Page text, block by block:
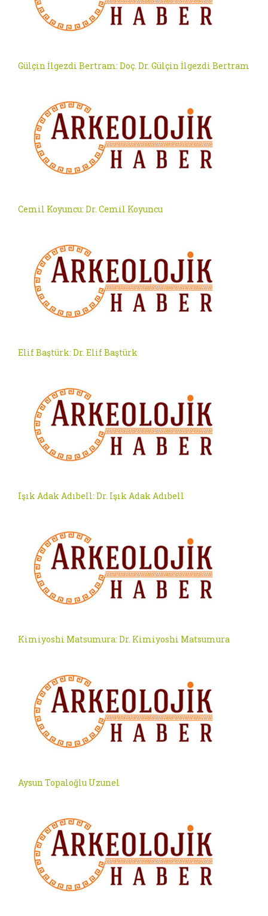
Gülçin İlgezdi Bertram: Doç. Dr. Gülçin İlgezdi Bertram
Cemil Koyuncu: Dr. Cemil Koyuncu
Elif Baştürk: Dr. Elif Baştürk
Işık Adak Adıbell: Dr. Işık Adak Adıbell
Kimiyoshi Matsumura: Dr. Kimiyoshi Matsumura
Aysun Topaloğlu Uzunel